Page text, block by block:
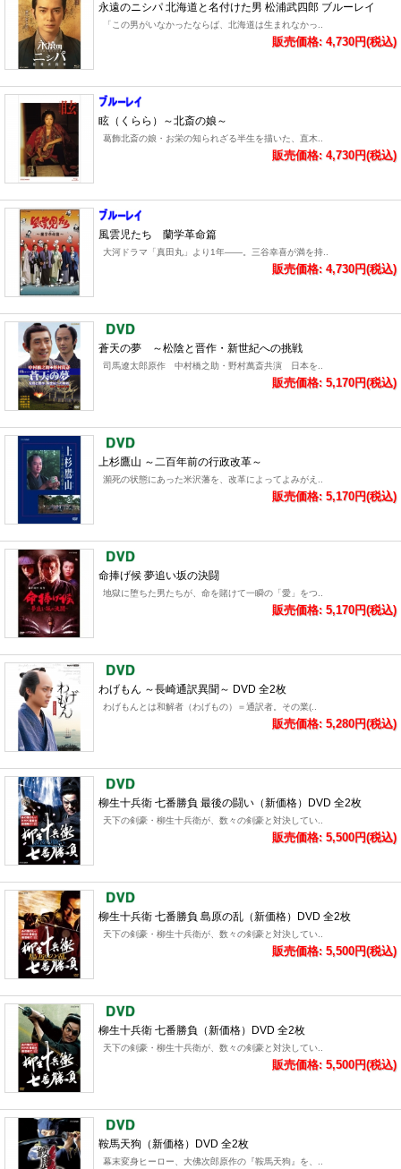
永遠のニシパ 北海道と名付けた男 松浦武四郎 ブルーレイ
「この男がいなかったならば、北海道は生まれなかっ..
販売価格: 4,730円(税込)
眩（くらら）～北斎の娘～
葛飾北斎の娘・お栄の知られざる半生を描いた、直木..
販売価格: 4,730円(税込)
風雲児たち 蘭学革命篇
大河ドラマ「真田丸」より1年――。三谷幸喜が満を持..
販売価格: 4,730円(税込)
蒼天の夢 ～松陰と晋作・新世紀への挑戦
司馬遼太郎原作 中村橋之助・野村萬斎共演 日本を..
販売価格: 5,170円(税込)
上杉鷹山 ～二百年前の行政改革～
瀕死の状態にあった米沢藩を、改革によってよみがえ..
販売価格: 5,170円(税込)
命捧げ候 夢追い坂の決闘
地獄に堕ちた男たちが、命を賭けて一瞬の「愛」をつ..
販売価格: 5,170円(税込)
わげもん ～長崎通訳異聞～ DVD 全2枚
わげもんとは和解者（わげもの）＝通訳者。その業(..
販売価格: 5,280円(税込)
柳生十兵衛 七番勝負 最後の闘い（新価格）DVD 全2枚
天下の剣豪・柳生十兵衛が、数々の剣豪と対決してい..
販売価格: 5,500円(税込)
柳生十兵衛 七番勝負 島原の乱（新価格）DVD 全2枚
天下の剣豪・柳生十兵衛が、数々の剣豪と対決してい..
販売価格: 5,500円(税込)
柳生十兵衛 七番勝負（新価格）DVD 全2枚
天下の剣豪・柳生十兵衛が、数々の剣豪と対決してい..
販売価格: 5,500円(税込)
鞍馬天狗（新価格）DVD 全2枚
幕末変身ヒーロー、大佛次郎原作の『鞍馬天狗』を、..